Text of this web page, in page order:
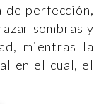
de perfección,
sombras y
mientras la
en el cual, el